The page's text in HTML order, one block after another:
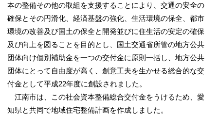
本の整備その他の取組を支援することにより、交通の安全の
確保とその円滑化、経済基盤の強化、生活環境の保全、都市
環境の改善及び国土の保全と開発並びに住生活の安定の確保
及び向上を図ることを目的とし、国土交通省所管の地方公共
団体向け個別補助金を一つの交付金に原則一括し、地方公共
団体にとって自由度が高く、創意工夫を生かせる総合的な交
付金として平成22年度に創設されました。
江南市は、この社会資本整備総合交付金をうけるため、愛
知県と共同で地域住宅整備計画を作成しました。